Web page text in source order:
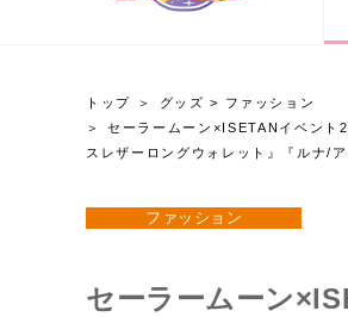
トップ グッズ >
ファッション
セーラームーン×ISETANイベント
スレザーロングウォレット』『ルナ/
グッズ
ファッション
セーラームーン